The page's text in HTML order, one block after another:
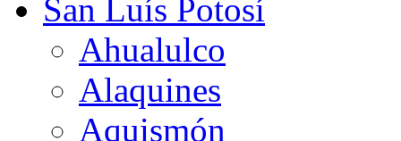
San Luís Potosí
Ahualulco
Alaquines
Aquismón